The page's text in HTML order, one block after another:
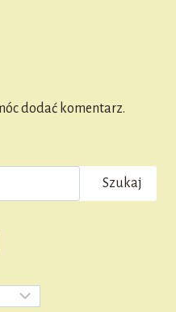
dodać komentarz.
Szukaj